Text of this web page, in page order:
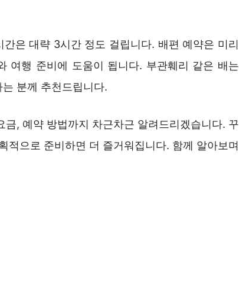
은 대략 3시간 정도 걸립니다. 배편 예약은 미리
여행 준비에 도움이 됩니다. 부관훼리 같은 배는
분께 추천드립니다.
, 예약 방법까지 차근차근 알려드리겠습니다. 꾸
적으로 준비하면 더 즐거워집니다. 함께 알아보며